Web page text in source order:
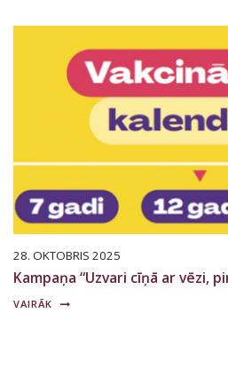
28. OKTOBRIS 2025
Kampaņa “Uzvari cīņā ar vēzi,
VAIRĀK